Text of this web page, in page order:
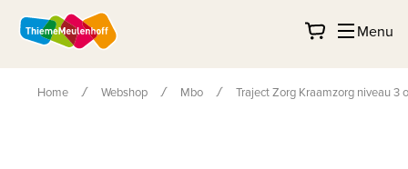
Menu
Home Webshop Mbo Traject Zorg Kraamzorg niveau 3